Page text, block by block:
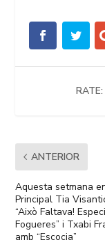
RATE:
ANTERIOR
Aquesta setmana
Principal Tia
“Això Faltava!
Fogueres” i Txabi
amb “Escocia”